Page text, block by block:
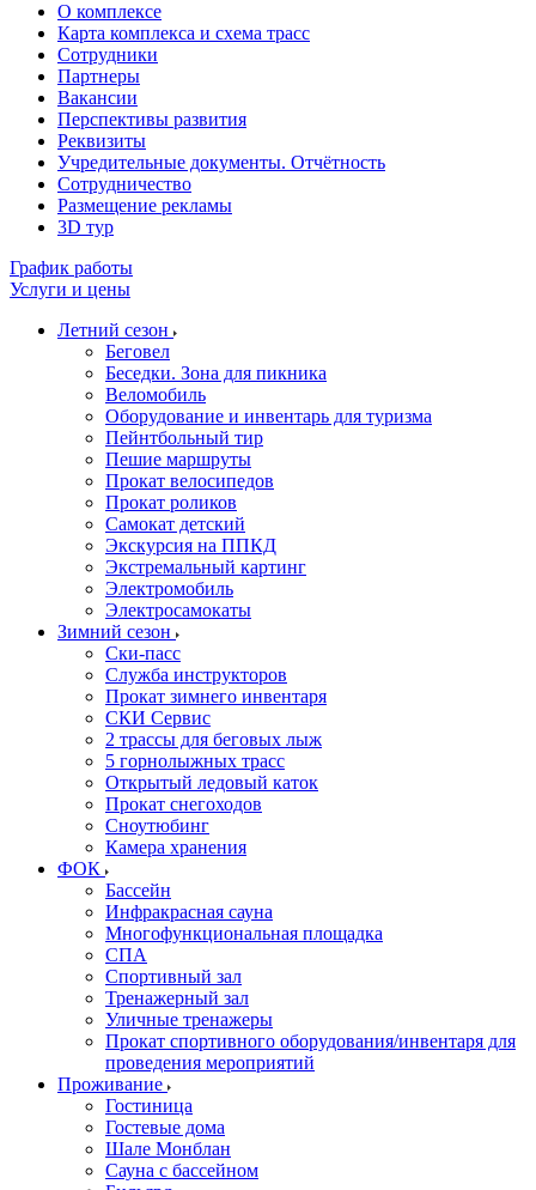
О комплексе
Карта комплекса и схема трасс
Сотрудники
Партнеры
Вакансии
Перспективы развития
Реквизиты
Учредительные документы. Отчётность
Сотрудничество
Размещение рекламы
3D тур
График работы
Услуги и цены
Летний сезон
Беговел
Беседки. Зона для пикника
Веломобиль
Оборудование и инвентарь для туризма
Пейнтбольный тир
Пешие маршруты
Прокат велосипедов
Прокат роликов
Самокат детский
Экскурсия на ППКД
Экстремальный картинг
Электромобиль
Электросамокаты
Зимний сезон
Ски-пасс
Служба инструкторов
Прокат зимнего инвентаря
СКИ Сервис
2 трассы для беговых лыж
5 горнолыжных трасс
Открытый ледовый каток
Прокат снегоходов
Сноутюбинг
Камера хранения
ФОК
Бассейн
Инфракрасная сауна
Многофункциональная площадка
СПА
Спортивный зал
Тренажерный зал
Уличные тренажеры
Прокат спортивного оборудования/инвентаря для
проведения мероприятий
Проживание
Гостиница
Гостевые дома
Шале Монблан
Сауна с бассейном